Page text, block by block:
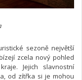
sezoně největší
zcela nový pohled
Jejich slavnostní
od zítřka si je mohou